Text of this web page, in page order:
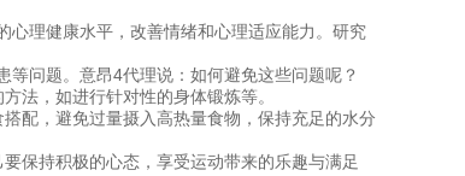
心理健康水平，改善情绪和心理适应能力。研究
问题。意昂4代理说：如何避免这些问题呢？
法，如进行针对性的身体锻炼等。
配，避免过量摄入高热量食物，保持充足的水分
保持积极的心态，享受运动带来的乐趣与满足